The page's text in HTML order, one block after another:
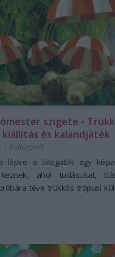
szigete -
és kalandjáték
| Kultúrpart
lépve a látogatók egy
ahol tudásukat,
téve trükkös trópusi